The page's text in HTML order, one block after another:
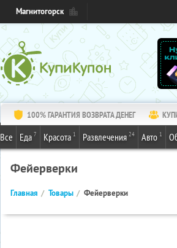
Магнитогорск
100% ГАРАНТИЯ ВОЗВРАТА ДЕНЕГ
Все Еда 7 Красота 1 Развлечения 24 Авто 1
Фейерверки
Главная Товары Фейерверки